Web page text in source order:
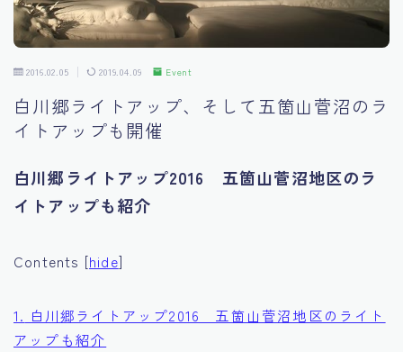
Others
Tourism
2016.02.05 2019.04.09 Event
白川郷ライトアップ、そして五箇山菅沼のラ
イトアップも開催
白川郷ライトアップ2016 五箇山菅沼地区のラ
イトアップも紹介
Contents [hide]
1. 白川郷ライトアップ2016 五箇山菅沼地区のライト
アップも紹介